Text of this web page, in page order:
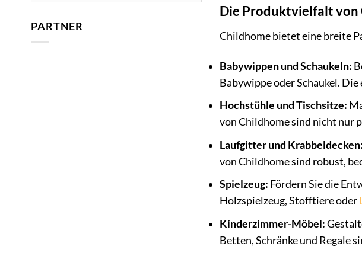
PARTNER
Die Produktvielfalt von
Childhome bietet eine breite
Babywippen und Schaukeln:
Babywippe oder Schaukel.
Hochstühle und Tischsitze:
von Childhome sind nicht nur
Laufgitter und Krabbeldecken:
von Childhome sind robust,
Spielzeug: Fördern Sie die
Holzspielzeug, Stofftiere oder
Kinderzimmer-Möbel:
Betten, Schränke und Regale